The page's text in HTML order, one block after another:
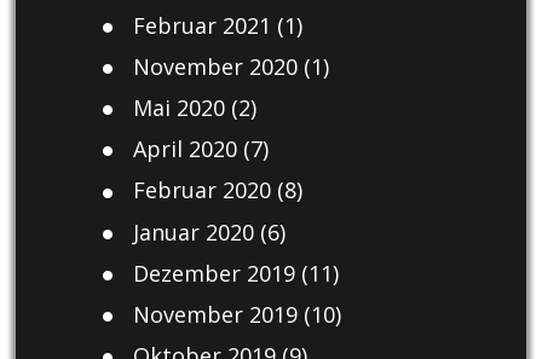
Februar 2021 (1)
November 2020(1)
Mai 2020(2)
April 2020(7)
Februar 2020(8)
Januar 2020(6)
Dezember 2019(11)
November 2019(10)